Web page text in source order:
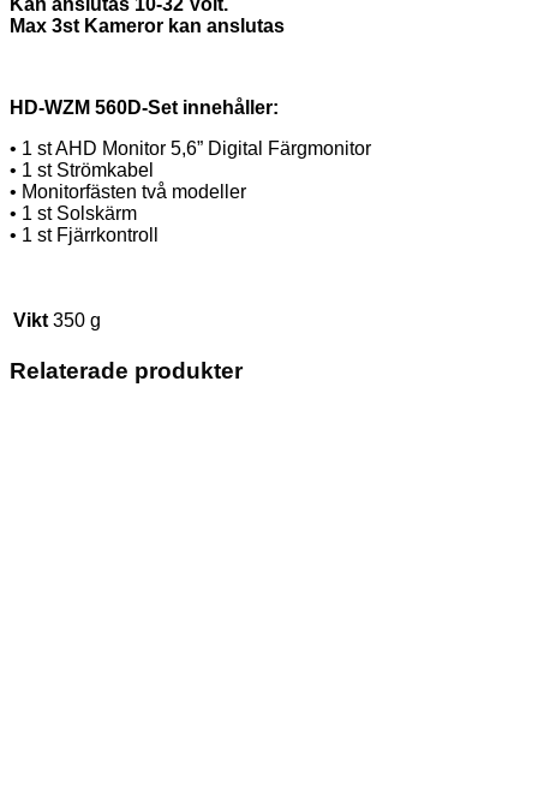
Max 3st Kameror kan anslutas
HD-WZM 560D-Set innehåller:
• 1 st AHD Monitor 5,6” Digital Färgmonitor
• 1 st Strömkabel
• Monitorfästen två modeller
• 1 st Solskärm
• 1 st Fjärrkontroll
Vikt 350 g
Relaterade produkter